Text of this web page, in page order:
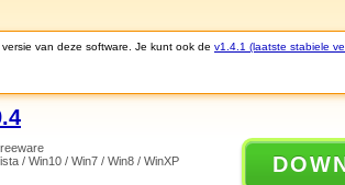
van deze software. Je kunt ook de v1.4.1 (laatste stabiele
/ Win10 / Win7 / Win8 / WinXP